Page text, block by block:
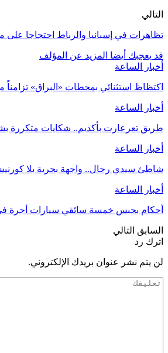
التالي
تظاهرات في إسبانيا والرباط احتجاجا على مجزرة
قد يعجبك أيضا المزيد عن المؤلف
أخبار الساعة
اكتظاظ استثنائي بمحطات «البراق» تزامناً
أخبار الساعة
طريق تعرعارت بأكديم.. شكايات متكررة
أخبار الساعة
شاطئ سيدي رحال.. واجهة بحرية بلا
أخبار الساعة
أحكام بحبس خمسة سائقي سيارات أجرة
السابق التالي
اترك رد
لن يتم نشر عنوان بريدك الإلكتروني.